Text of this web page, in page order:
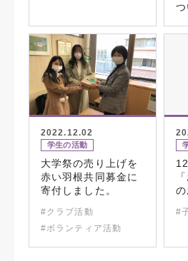
つ
2022.12.02
学生の活動
大学祭の売り上げを
赤い羽根共同募金に
寄付しました。
#クラブ活動
#ボランティア活動
#